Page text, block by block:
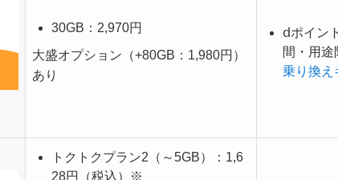
30GB：2,970円
大盛オプション（+80GB：1,980円）
あり
ⅾポイン
間・用途
乗り換え
トクトクプラン2（～5GB）：1,6
28円（税込）※